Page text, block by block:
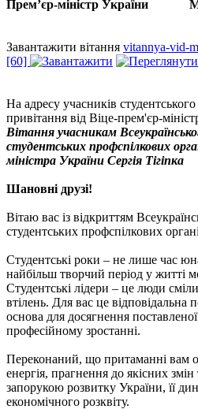
Прем’єр-міністр України
Завантажити вітання vitannya-vid-
[60]
На адресу учасників
привітання від Віце-прем'єр-
Вітання учасникам
студентських профспілкових
міністра України Сергія Тігіпка
Шановні друзі!
Вітаю вас із відкриттям
студентських профспілкових
Студентські роки – не лише час
найбільш творчий період у житті
Студентські лідери – це люди
втілень. Для вас це відповідальна
основа для досягнення
професійному зростанні.
Переконаний, що притаманні вам
енергія, прагнення до якісних
запорукою розвитку України, її
економічного розквіту.